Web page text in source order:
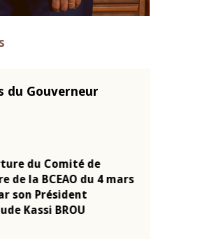
du Gouverneur
du Comité de
de la BCEAO du 4 mars
son Président
Kassi BROU